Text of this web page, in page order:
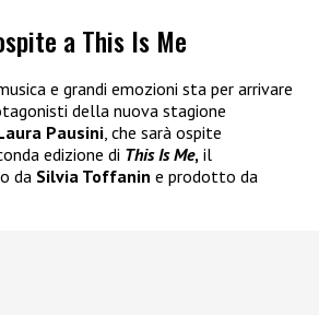
a This Is Me
e grandi emozioni sta per arrivare
della nuova stagione
Pausini, che sarà ospite
edizione di This Is Me, il
da Silvia Toffanin e prodotto da